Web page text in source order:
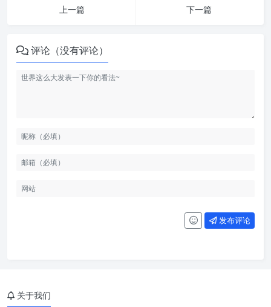
上一篇
下一篇
评论（没有评论）
发布评论
关于我们